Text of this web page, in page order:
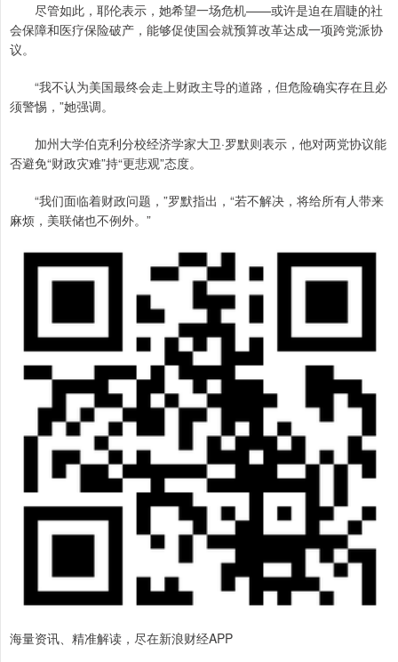
尽管如此，耶伦表示，她希望一场危机——或许是迫在眉睫的社
会保障和医疗保险破产，能够促使国会就预算改革达成一项跨党派协
议。
“我不认为美国最终会走上财政主导的道路，但危险确实存在且必
须警惕，”她强调。
加州大学伯克利分校经济学家大卫·罗默则表示，他对两党协议能
否避免“财政灾难”持“更悲观”态度。
“我们面临着财政问题，”罗默指出，“若不解决，将给所有人带来
麻烦，美联储也不例外。”
海量资讯、精准解读，尽在新浪财经APP